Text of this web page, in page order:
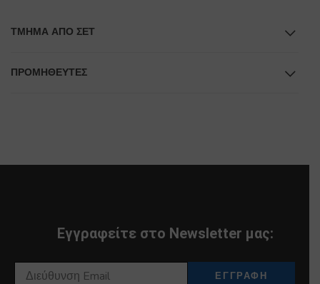
ΤΜΉΜΑ ΑΠΌ ΣΕΤ
ΠΡΟΜΗΘΕΥΤΕΣ
Εγγραφείτε στο Newsletter μας: